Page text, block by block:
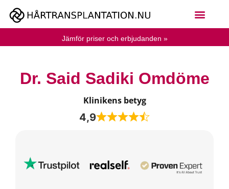
Jämför priser och erbjudanden »
Dr. Said Sadiki Omdöme
Klinikens betyg
4,9